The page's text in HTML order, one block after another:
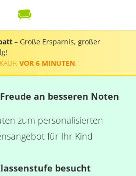
– Große Ersparnis, großer
VOR 6 MINUTEN
an besseren Noten
zum personalisierten
für Ihr Kind
besucht